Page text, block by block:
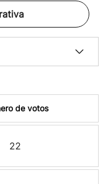
de votos
22